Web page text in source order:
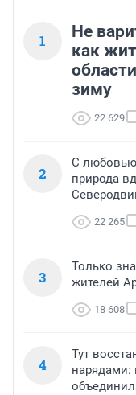
1
Не
как
зиму
22 629
2
С любовью
природа
22 265
3
Только
жителей
18 608
4
Тут
нарядами: